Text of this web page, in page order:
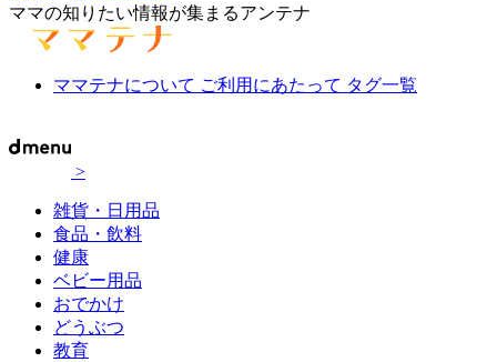
ママの知りたい情報が集まるアンテナ
ママテナについて ご利用にあたって タグ一覧
>
雑貨・日用品
食品・飲料
健康
ベビー用品
おでかけ
どうぶつ
教育